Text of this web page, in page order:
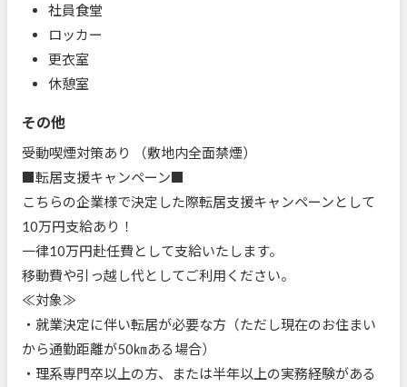
社員食堂
ロッカー
更衣室
休憩室
その他
受動喫煙対策あり （敷地内全面禁煙）
■転居支援キャンペーン■
こちらの企業様で決定した際転居支援キャンペーンとして
10万円支給あり！
一律10万円赴任費として支給いたします。
移動費や引っ越し代としてご利用ください。
≪対象≫
・就業決定に伴い転居が必要な方（ただし現在のお住まい
から通勤距離が50㎞ある場合）
・理系専門卒以上の方、または半年以上の実務経験がある